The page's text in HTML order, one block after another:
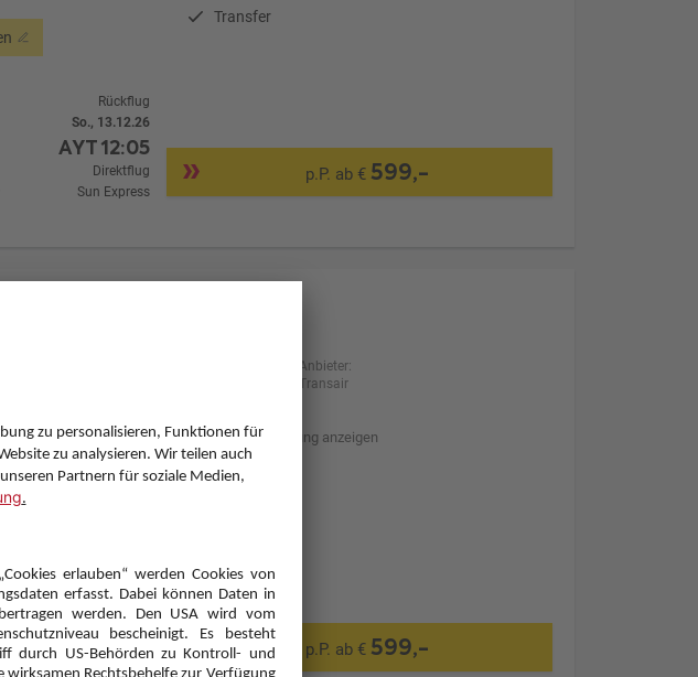
Transfer
Rückflug
So., 13.12.26
AYT12:05
Direktflug
Sun Express
p.P. ab € 599,-
Anbieter:
Transair
Hotelbeschreibung anzeigen
Rückflug
So., 13.12.26
AYT10:50
Direktflug
Sun Express
p.P. ab € 599,-